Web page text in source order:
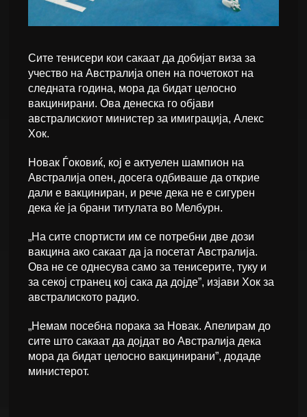
Сите тенисери кои сакаат да добијат виза за
учество на Австралија опен на почетокот на
следната година, мора да бидат целосно
вакцинирани. Ова денеска го објави
австралискиот министер за имиграција, Алекс
Хок.
Новак Ѓоковиќ, кој е актуелен шампион на
Австралија опен, досега одбиваше да открие
дали е вакциниран, и рече дека не е сигурен
дека ќе ја брани титулата во Мелбурн.
„На сите спортисти им се потребни две дози
вакцина ако сакаат да ја посетат Австралија.
Ова не се однесува само за тенисерите, туку и
за секој странец кој сака да дојде”, изјави Хок за
австралиското радио.
„Немам посебна порака за Новак. Апелирам до
сите што сакаат да дојдат во Австралија дека
мора да бидат целосно вакцинирани”, додаде
министерот.